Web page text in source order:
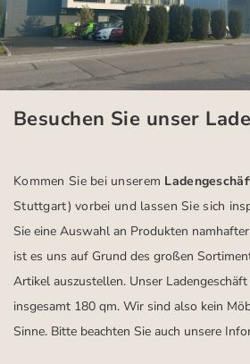
Besuchen Sie unser
Kommen Sie bei unserem
Stuttgart) vorbei und lassen Sie sich
Sie eine Auswahl an Produkten
ist es uns auf Grund des großen
Artikel auszustellen. Unser
insgesamt 180 qm. Wir sind also kein
Sinne. Bitte beachten Sie auch unsere